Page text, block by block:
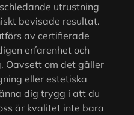
utrustning
bevisade resultat.
av certifierade
erfarenhet och
Oavsett om det gäller
eller estetiska
dig trygg i att du
är kvalitet inte bara